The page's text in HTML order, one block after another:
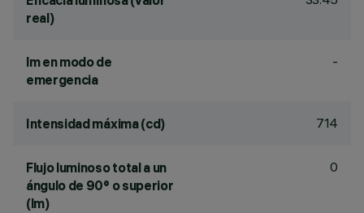
real)
lm en modo de
emergencia
-
Intensidad máxima (cd) 714
Flujo luminoso total a un
ángulo de 90° o superior
(lm)
0